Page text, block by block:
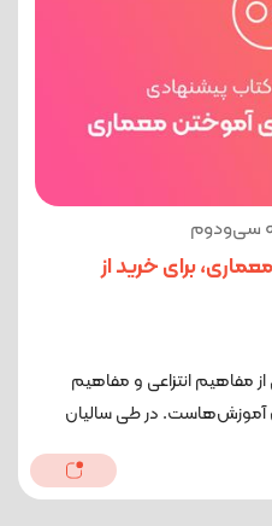
سی‌ودوم
معماری، برای خرید از
مفاهیم انتزاعی و مفاهیم
آموزش‌هاست. در طی سالیان